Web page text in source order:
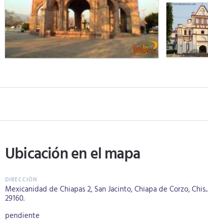
Ubicación en el mapa
Mexicanidad de Chiapas 2, San Jacinto, Chiapa de Corzo, Chis..
29160.
pendiente